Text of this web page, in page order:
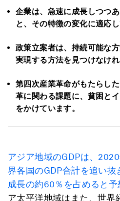
企業は、急速に成長しつつ
と、その特徴の変化に適応
政策立案者は、持続可能な
実現する方法を見つけなけれ
第四次産業革命がもたらし
革に関わる課題に、貧困と
をかけています。
アジア地域のGDPは、
界各国のGDP合計を追い
成長の約60％を占めると予
ア太平洋地域はまた、世界